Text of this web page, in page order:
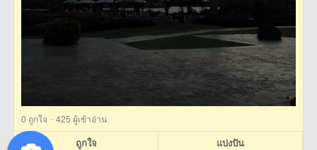
0 ถูกใจ · 425 ผู้เข้าอ่าน
ถูกใจ แบ่งปัน